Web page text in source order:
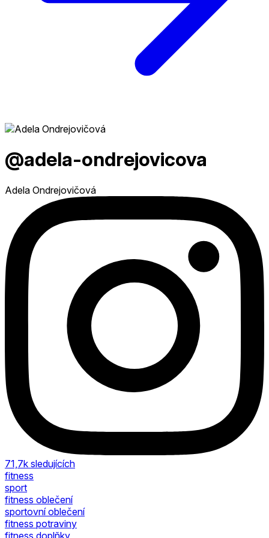
@adela-ondrejovicova
Adela Ondrejovičová
71,7k sledujících
fitness
sport
fitness oblečení
sportovní oblečení
fitness potraviny
fitness doplňky